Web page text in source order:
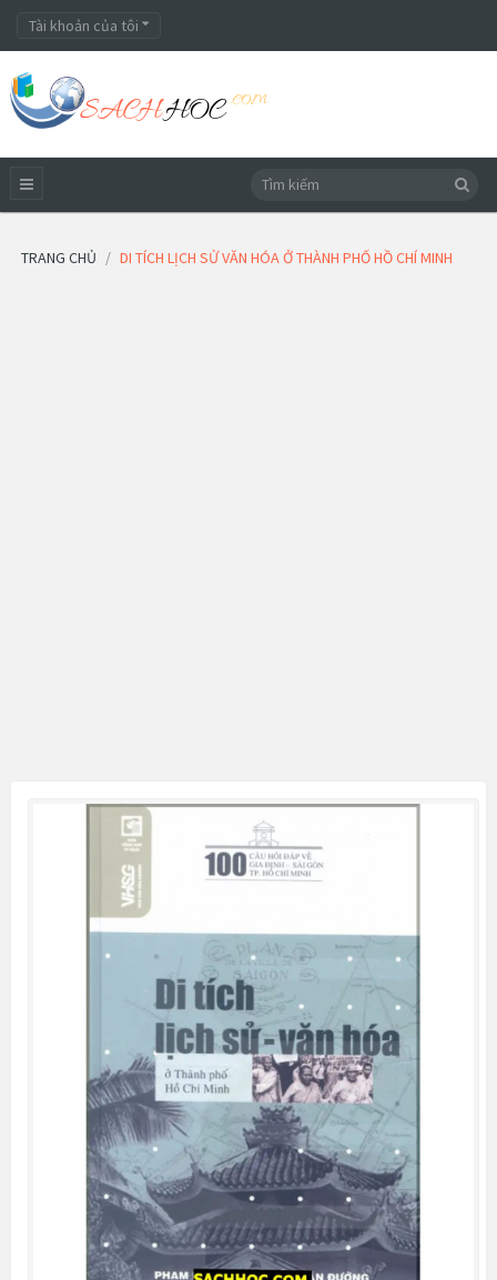
Tài khoản của tôi
TRANG CHỦ DI TÍCH LỊCH SỬ VĂN HÓA Ở THÀNH PHỐ HỒ CHÍ MINH